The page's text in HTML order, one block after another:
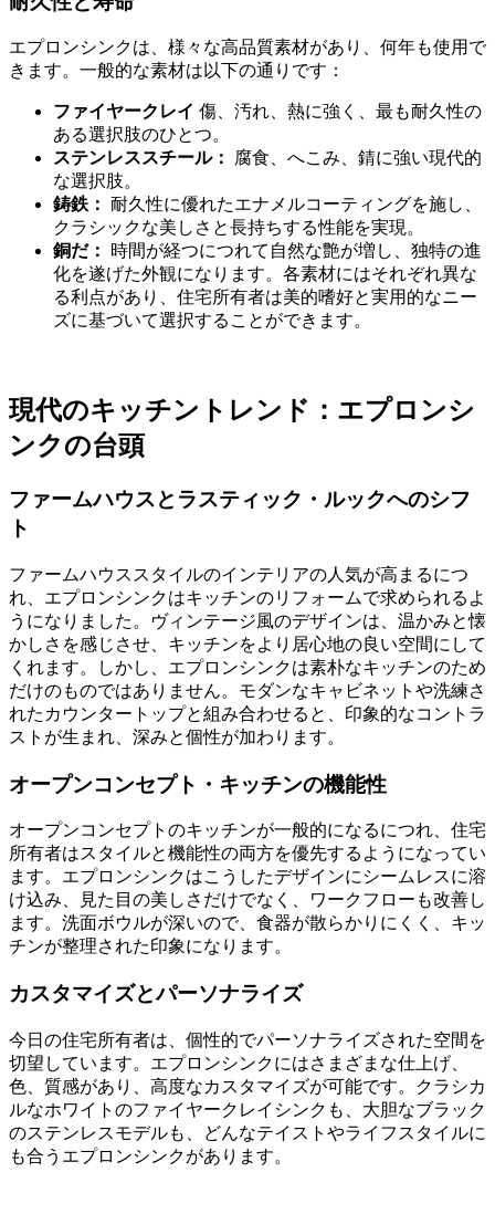
エプロンシンクは、様々な高品質素材があり、何年も使用で
きます。一般的な素材は以下の通りです：
ファイヤークレイ 傷、汚れ、熱に強く、最も耐久性の
ある選択肢のひとつ。
ステンレススチール：
腐食、へこみ、錆に強い現代的
な選択肢。
鋳鉄：
耐久性に優れたエナメルコーティングを施し、
クラシックな美しさと長持ちする性能を実現。
銅だ：
時間が経つにつれて自然な艶が増し、独特の進
化を遂げた外観になります。各素材にはそれぞれ異な
る利点があり、住宅所有者は美的嗜好と実用的なニー
ズに基づいて選択することができます。
現代のキッチントレンド：エプロンシ
ンクの台頭
ファームハウスとラスティック・ルックへのシフ
ト
ファームハウススタイルのインテリアの人気が高まるにつ
れ、エプロンシンクはキッチンのリフォームで求められるよ
うになりました。ヴィンテージ風のデザインは、温かみと懐
かしさを感じさせ、キッチンをより居心地の良い空間にして
くれます。しかし、エプロンシンクは素朴なキッチンのため
だけのものではありません。モダンなキャビネットや洗練さ
れたカウンタートップと組み合わせると、印象的なコントラ
ストが生まれ、深みと個性が加わります。
オープンコンセプト・キッチンの機能性
オープンコンセプトのキッチンが一般的になるにつれ、住宅
所有者はスタイルと機能性の両方を優先するようになってい
ます。エプロンシンクはこうしたデザインにシームレスに溶
け込み、見た目の美しさだけでなく、ワークフローも改善し
ます。洗面ボウルが深いので、食器が散らかりにくく、キッ
チンが整理された印象になります。
カスタマイズとパーソナライズ
今日の住宅所有者は、個性的でパーソナライズされた空間を
切望しています。エプロンシンクにはさまざまな仕上げ、
色、質感があり、高度なカスタマイズが可能です。クラシカ
ルなホワイトのファイヤークレイシンクも、大胆なブラック
のステンレスモデルも、どんなテイストやライフスタイルに
も合うエプロンシンクがあります。